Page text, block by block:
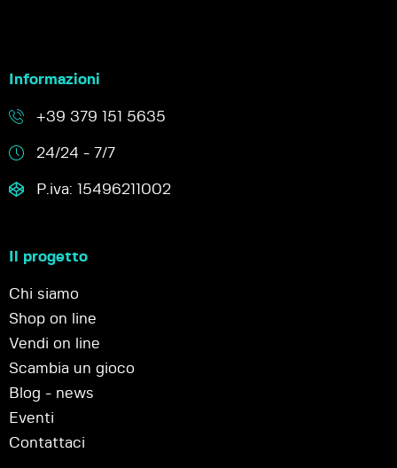
Informazioni
+39 379 151 5635
24/24 - 7/7
P.iva: 15496211002
Il progetto
Chi siamo
Shop on line
Vendi on line
Scambia un gioco
Blog - news
Eventi
Contattaci